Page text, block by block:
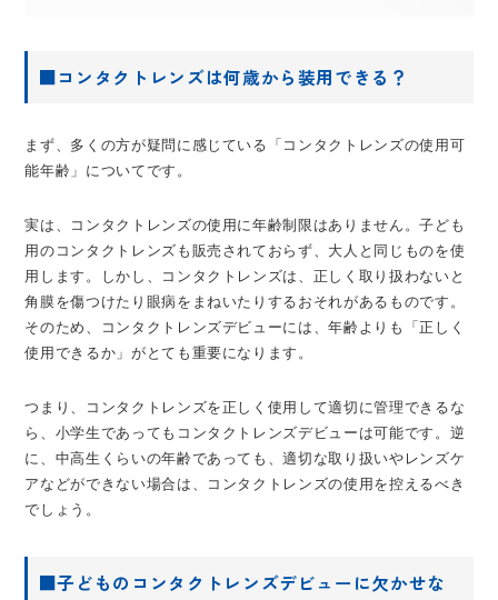
■コンタクトレンズは何歳から装用できる？
まず、多くの方が疑問に感じている「コンタクトレンズの使用可
能年齢」についてです。
実は、コンタクトレンズの使用に年齢制限はありません。子ども
用のコンタクトレンズも販売されておらず、大人と同じものを使
用します。しかし、コンタクトレンズは、正しく取り扱わないと
角膜を傷つけたり眼病をまねいたりするおそれがあるものです。
そのため、コンタクトレンズデビューには、年齢よりも「正しく
使用できるか」がとても重要になります。
つまり、コンタクトレンズを正しく使用して適切に管理できるな
ら、小学生であってもコンタクトレンズデビューは可能です。逆
に、中高生くらいの年齢であっても、適切な取り扱いやレンズケ
アなどができない場合は、コンタクトレンズの使用を控えるべき
でしょう。
■子どものコンタクトレンズデビューに欠かせな